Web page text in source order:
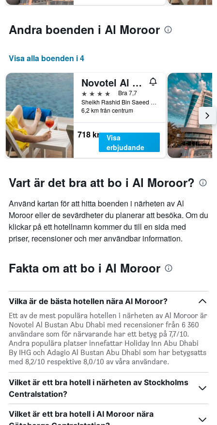
Andra boenden i Al Moroor
Visa alla boenden i 4
Novotel Al Bustan Abu Dhabi
4 stjärnor
Bra 7,7
Sheikh Rashid Bin Saeed Street / (Airport Road)/ Rabdan Street (29th Street), Abu Dhabi, Förenade Arabemiraterna
6,2 km från centrum
718 kr
Visa
erbjudande
Vart är det bra att bo i Al Moroor?
Använd kartan för att hitta boenden i närheten av Al
Moroor eller de sevärdheter du planerar att besöka. Om du
klickar på ett hotellnamn kommer du till en sida med
priser, recensioner och mer användbar information.
Fakta om att bo i Al Moroor
Vilka är de bästa hotellen nära Al Moroor?
Ett av de mest populära hotellen i närheten av Al Moroor är
Novotel Al Bustan Abu Dhabi med recensioner från 6 360
användare som för närvarande har ett betyg på 7,7/10.
Andra populära platser innefattar Holiday Inn Abu Dhabi
By IHG och Adagio Al Bustan Abu Dhabi som har betygsatts
med 8,2/10 respektive 8,0/10 av våra användare.
Vilket är ett bra hotell i närheten av Stockholms
Centralstation?
Vilket är ett bra hotell i Al Moroor nära